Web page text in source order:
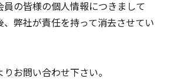
員の皆様の個人情報につきまして
、弊社が責任を持って消去させてい
お問い合わせ下さい。